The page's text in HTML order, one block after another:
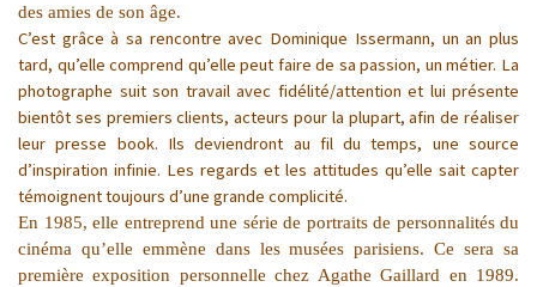
des amies de son âge.
C’est grâce à sa rencontre avec Dominique Issermann, un an plus
tard, qu’elle comprend qu’elle peut faire de sa passion, un métier. La
photographe suit son travail avec fidélité/attention et lui présente
bientôt ses premiers clients, acteurs pour la plupart, afin de réaliser
leur presse book. Ils deviendront au fil du temps, une source
d’inspiration infinie. Les regards et les attitudes qu’elle sait capter
témoignent toujours d’une grande complicité.
En 1985, elle entreprend une série de portraits de personnalités du
cinéma qu’elle emmène dans les musées parisiens. Ce sera sa
première exposition personnelle chez Agathe Gaillard en 1989.